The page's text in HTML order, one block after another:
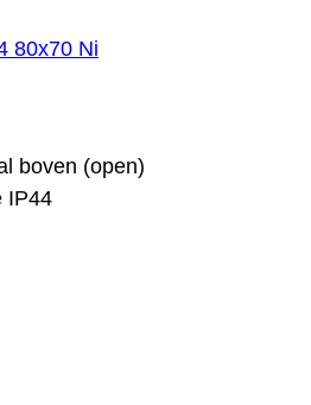
80x70 Ni
boven (open)
IP44